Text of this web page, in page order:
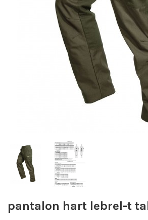
pantalon hart lebrel-t